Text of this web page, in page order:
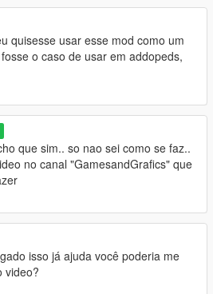
quisesse usar esse mod como um
o caso de usar em addopeds,
que sim.. so nao sei como se faz..
no canal "GamesandGrafics" que
isso já ajuda você poderia me
video?